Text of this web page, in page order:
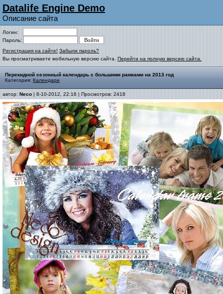
Datalife Engine Demo
Описание сайта
Логин:
Пароль:
Регистрация на сайте! Забыли пароль?
Вы просматриваете мобильную версию сайта. Перейти на полную версию сайта.
Перекидной сезонный календарь с большими рамками на 2013 год
Категория: Календари
автор: Neco | 8-10-2012, 22:16 | Просмотров: 2418